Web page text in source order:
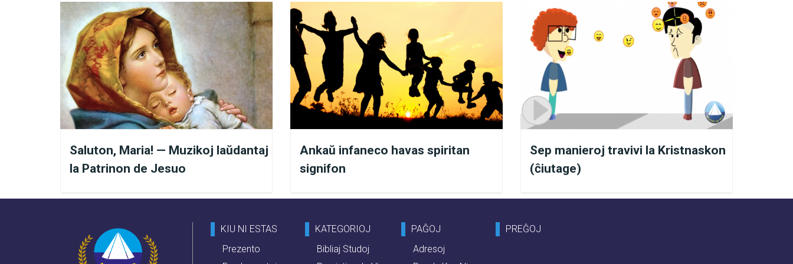
Per pli kunsentema sinteno, oni malpliigas miskomprenojn, oni plibonigas rilatojn kun tiuj, kiuj nin
ĉirkaŭas, kaj la ĉiutaga vivo fariĝas malpli streĉa kaj pli harmonia, entute.
Krome, sincera preĝado per la Animo plifortigas tiun agordon kun Dio, Jesuo, Gardanĝeloj kaj Lumaj
Spiritoj, kiuj same agadas por nia feliĉo.
Ĉu Jesuo instigas nin preĝi por iu persono?
Jes! Kaj kie oni trovas tiun admonon en laSankta Biblio
? Ni malfermu la Sanktan Evangelion de Jesuo
agoj:
Saluton, Maria! — Muzikoj laŭdantaj
la Patrinon de Jesuo
Ankaŭ infaneco havas spiritan
signifon
Sep manieroj travivi la Kristnaskon
(ĉiutage)
KIU NI ESTAS
Prezento
KATEGORIOJ
Bibliaj Studoj
PAĜOJ
Adresoj
PREĜOJ